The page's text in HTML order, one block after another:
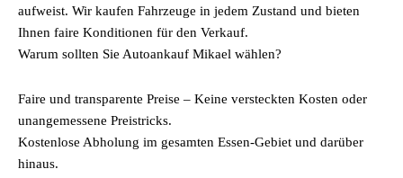
aufweist. Wir kaufen Fahrzeuge in jedem Zustand und bieten
Ihnen faire Konditionen für den Verkauf.
Warum sollten Sie Autoankauf Mikael wählen?
Faire und transparente Preise – Keine versteckten Kosten oder
unangemessene Preistricks.
Kostenlose Abholung im gesamten Essen-Gebiet und darüber
hinaus.